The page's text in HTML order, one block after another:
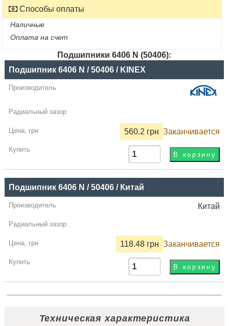
Способы оплаты
Наличные
Оплата на счет
Подшипники 6406 N (50406):
Название
Производитель
Радиальный
зазор
Цена,
грн
Подшипник 6406 N / 50406 / KINEX
560.2 грн Заканчивается
Подшипник 6406 N / 50406 / Китай
Китай
118.48 грн Заканчивается
Техническая характеристика